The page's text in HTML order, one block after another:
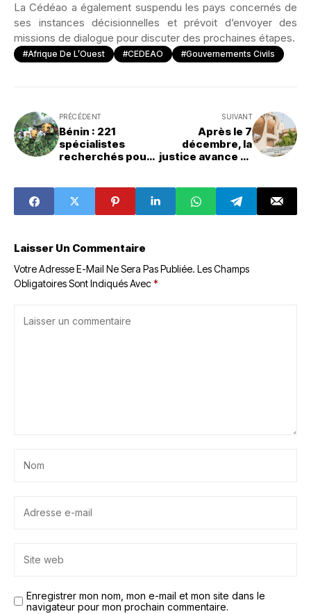
La Cédéao a également suspendu les pays concernés de
ses instances décisionnelles et prévoit d’envoyer des
missions de dialogue pour discuter des prochaines étapes.
#Afrique De L’Ouest #CEDEAO #gouvernements Civils
PRÉCÉDENT
Bénin : 221
spécialistes
recherchés pour
SUIVANT
Après le 7
décembre, la
justice avance et
sorcières
Laisser Un Commentaire
Votre Adresse E-Mail Ne Sera Pas Publiée. Les Champs
Obligatoires Sont Indiqués Avec*
Enregistrer mon nom, mon e-mail et mon site dans le
navigateur pour mon prochain commentaire.